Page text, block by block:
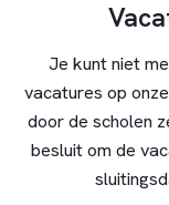
Je kunt niet
vacatures op
door de scholen
besluit om de